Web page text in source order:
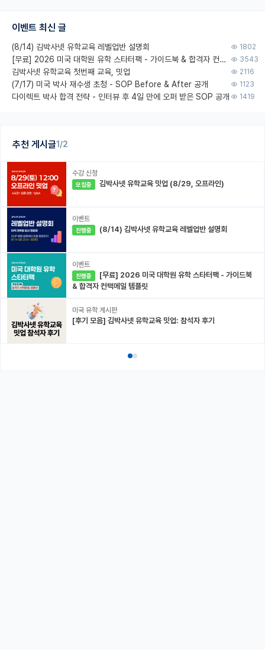
추천 게시글1/2
수강 신청
모집중 김박사넷 유학교육 밋업 (8/29, 오프라인)
이벤트
진행중 (8/14) 김박사넷 유학교육 레벨업반 설명회
이벤트
진행중
& 합격자 컨택메일 템플릿
미국 유학 게시판
[후기 모음] 김박사넷 유학교육 밋업: 참석자 후기
이벤트 최신 글
(8/14) 김박사넷 유학교육 레벨업반 설명회 1802
[무료] 2026 미국 대학원 유학 스타터팩 - 가이드북 & 합격자 컨택메일 템플릿 3543
김박사넷 유학교육 첫번째 교육, 밋업 2116
(7/17) 미국 박사 재수생 초청 - SOP Before & After 공개 1123
다이렉트 박사 합격 전략 - 인터뷰 후 4일 만에 오퍼 받은 SOP 공개 1419